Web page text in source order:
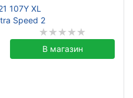
107Y XL
Speed 2
В магазин